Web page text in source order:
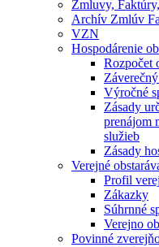
Zmluvy,
Archív Zmlúv
VZN
Hospodárenie
Rozpočet
Výročné
Zásady
prenájom
služieb
Zásady
Verejné
Profil
Zákazky
Súhrnné
Verejno
Povinné